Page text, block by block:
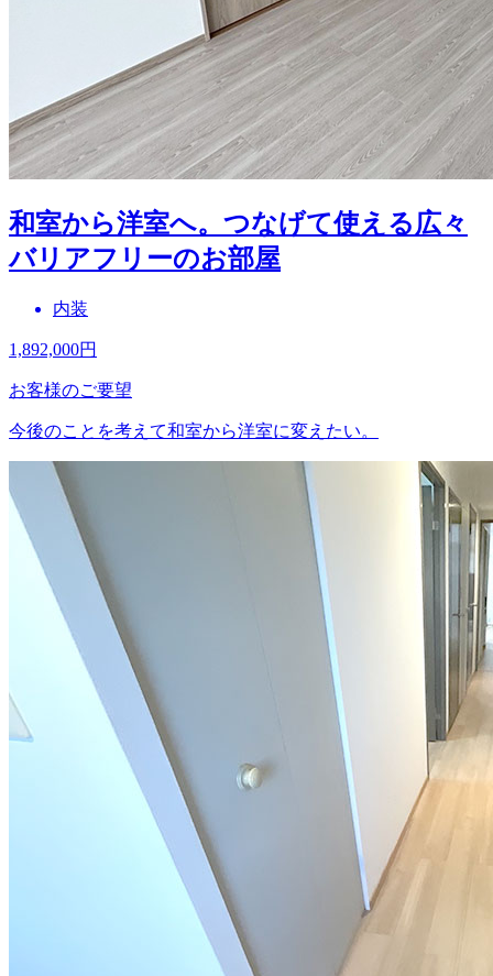
和室から洋室へ。つなげて使える広々
バリアフリーのお部屋
内装
1,892,000円
お客様のご要望
今後のことを考えて和室から洋室に変えたい。